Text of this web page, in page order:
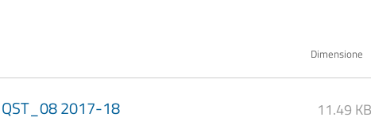
Dimensione
2017-18 11.49 KB